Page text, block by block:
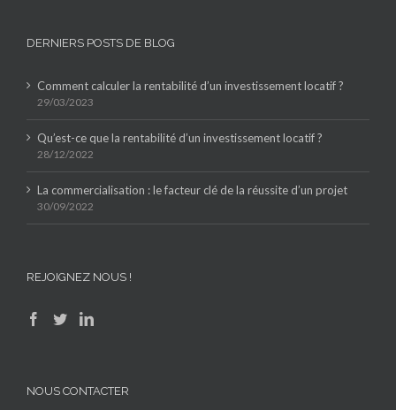
DERNIERS POSTS DE BLOG
Comment calculer la rentabilité d’un investissement locatif ?
29/03/2023
Qu’est-ce que la rentabilité d’un investissement locatif ?
28/12/2022
La commercialisation : le facteur clé de la réussite d’un projet
30/09/2022
REJOIGNEZ NOUS !
NOUS CONTACTER